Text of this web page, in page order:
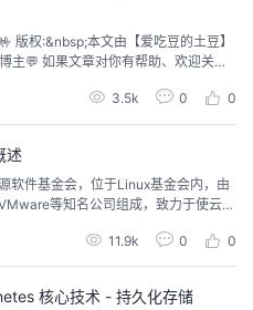
主💬 如果文章对你有帮助、欢迎关
大家多多支持😘一起进步呀！ 1，Docker架构 1.1：镜像和容器 ...
3.5k 0 0
述
软件基金会，位于Linux基金会内，由
等知名公司组成，致力于使云原
云和混合云。此方法以容器、服务网
为...
11.9k 0 0
核心技术 - 持久化存储